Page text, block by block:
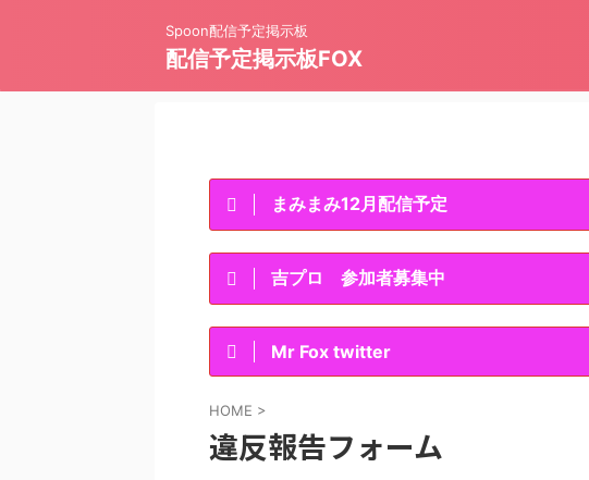
Spoon配信予定掲示板
配信予定掲示板FOX
まみまみ12月配信予定
吉プロ 参加者募集中
Mr Fox twitter
HOME >
違反報告フォーム